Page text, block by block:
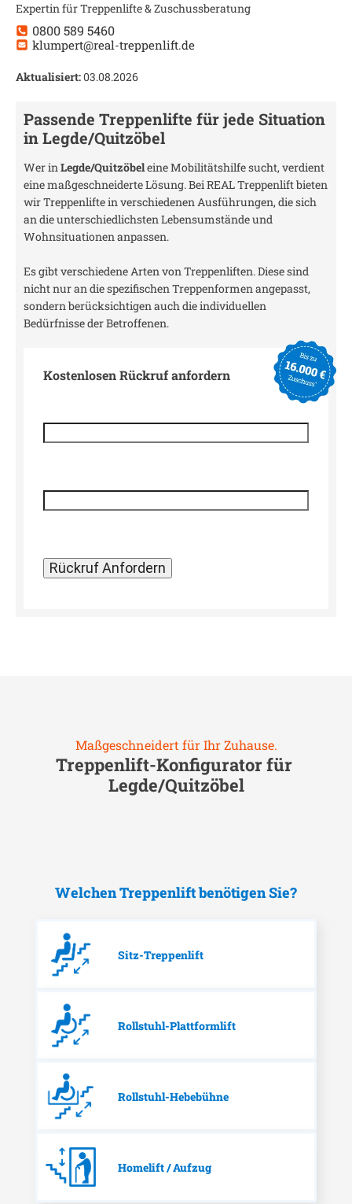
Expertin für Treppenlifte & Zuschussberatung
0800 589 5460
klumpert@real-treppenlift.de
Aktualisiert:03.08.2026
Passende Treppenlifte für jede Situation
inLegde/Quitzöbel
Wer inLegde/Quitzöbeleine Mobilitätshilfe sucht, verdient
eine maßgeschneiderte Lösung. Bei REAL Treppenlift bieten
wir Treppenlifte in verschiedenen Ausführungen, die sich
an die unterschiedlichsten Lebensumstände und
Wohnsituationen anpassen.
Es gibt verschiedene Arten von Treppenliften. Diese sind
nicht nur an die spezifischen Treppenformen angepasst,
sondern berücksichtigen auch die individuellen
Bedürfnisse der Betroffenen.
Kostenlosen Rückruf anfordern
Maßgeschneidert für Ihr Zuhause.
Treppenlift-Konfigurator für
Legde/Quitzöbel
Welchen Treppenlift benötigen Sie?
Sitz-Treppenlift
Rollstuhl-Plattformlift
Rollstuhl-Hebebühne
Homelift / Aufzug